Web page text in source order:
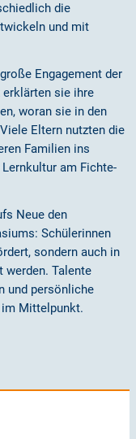
die
und mit
Engagement der
erklärten sie ihre
woran sie in den
Eltern nutzten die
Familien ins
am Fichte-
Neue den
Schülerinnen
sondern auch in
werden. Talente
und persönliche
Mittelpunkt.